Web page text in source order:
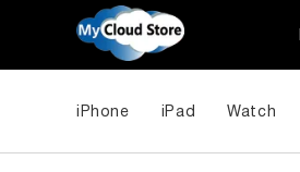
iPhone iPad Watch